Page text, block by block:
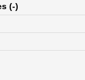
(-)